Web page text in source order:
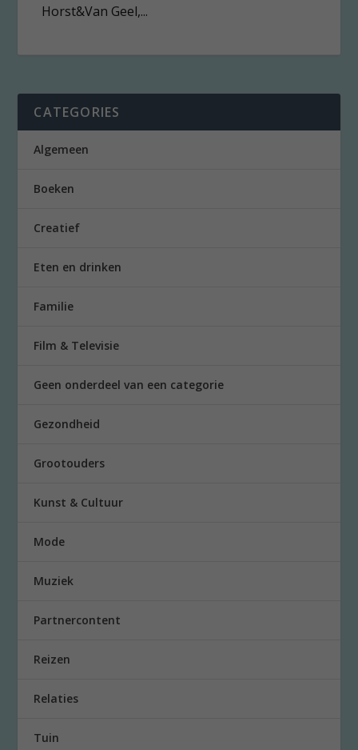
Horst&Van Geel,...
CATEGORIES
Algemeen
Boeken
Creatief
Eten en drinken
Familie
Film & Televisie
Geen onderdeel van een categorie
Gezondheid
Grootouders
Kunst & Cultuur
Mode
Muziek
Partnercontent
Reizen
Relaties
Tuin